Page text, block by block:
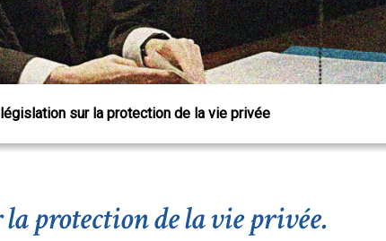
sur la protection de la vie privée
protection de la vie privée.